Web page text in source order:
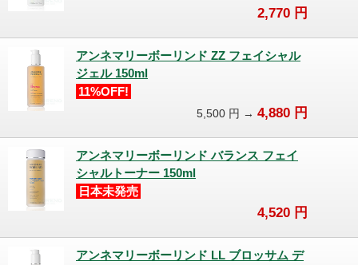
2,770 円
アンネマリーボーリンド ZZ フェイシャル
ジェル 150ml
11%OFF!
5,500 円 →4,880 円
アンネマリーボーリンド バランス フェイ
シャルトーナー 150ml
日本未発売
4,520 円
アンネマリーボーリンド LL ブロッサム デ